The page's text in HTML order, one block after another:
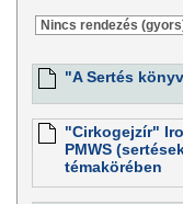
"A Sertés
"Cirkogejzír"
PMWS
témakörében